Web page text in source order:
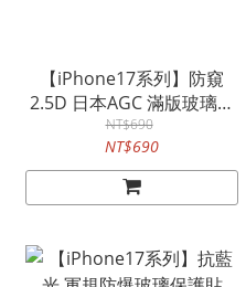
【iPhone17系列】防窺
2.5D 日本AGC 滿版玻璃保
護貼 180度防偷窺
NT$690
NT$690